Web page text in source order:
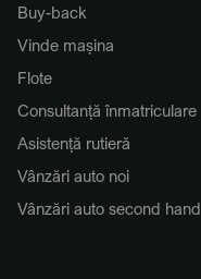
Buy-back
Vinde mașina
Flote
Consultanță înmatriculare
Asistență rutieră
Vânzări auto noi
Vânzări auto second hand